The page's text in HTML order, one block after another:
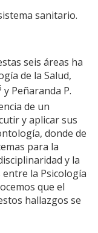
sanitario.
seis áreas ha
de la Salud,
y Peñaranda P.
de un
y aplicar sus
donde de
para la
y la
la Psicología
que el
hallazgos se